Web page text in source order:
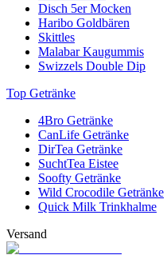
Disch 5er Mocken
Haribo Goldbären
Skittles
Malabar Kaugummis
Swizzels Double Dip
Top Getränke
4Bro Getränke
CanLife Getränke
DirTea Getränke
SuchtTea Eistee
Soofty Getränke
Wild Crocodile Getränke
Quick Milk Trinkhalme
Versand